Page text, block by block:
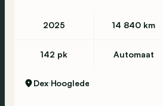
2025 14 840 km
142 pk Automaat
Dex Hooglede